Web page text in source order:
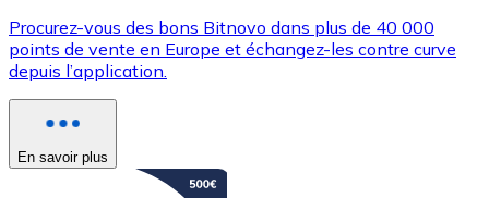
Procurez-vous des bons Bitnovo dans plus de 40 000
points de vente en Europe et échangez-les contre curve
depuis l’application.
En savoir plus